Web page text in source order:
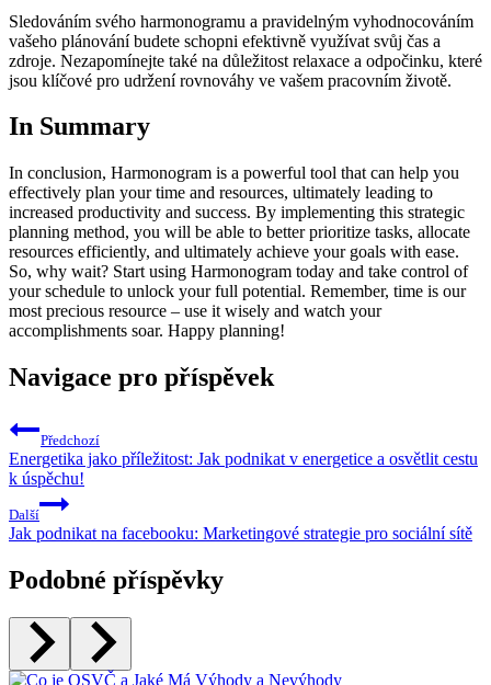
Sledováním svého harmonogramu a pravidelným vyhodnocováním
vašeho plánování budete schopni efektivně využívat svůj čas a
zdroje. Nezapomínejte také na důležitost relaxace a odpočinku, které
jsou klíčové pro udržení rovnováhy ve vašem pracovním životě.
In Summary
In conclusion, Harmonogram is a powerful tool that can help you
effectively plan your time and resources, ultimately leading to
increased productivity and success. By implementing this strategic
planning method, you will be able to better prioritize tasks, allocate
resources efficiently, and ultimately achieve your goals with ease.
So, why wait? Start using Harmonogram today and take control of
your schedule to unlock your full potential. Remember, time is our
most precious resource – use it wisely and watch your
accomplishments soar. Happy planning!
Navigace pro příspěvek
Předchozí
Energetika jako příležitost: Jak podnikat v energetice a osvětlit cestu
k úspěchu!
Další
Jak podnikat na facebooku: Marketingové strategie pro sociální sítě
Podobné příspěvky